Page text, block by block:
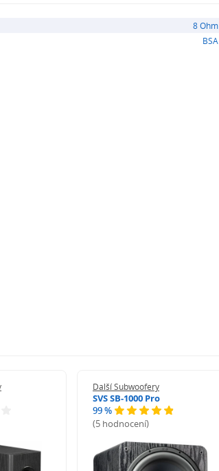
8 Ohm
BSA
Další Subwoofery
SVS SB-1000 Pro
99 %
(5 hodnocení)